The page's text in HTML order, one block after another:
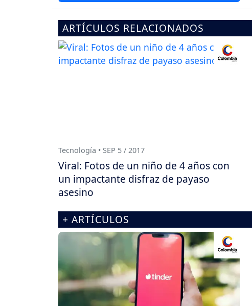
ARTÍCULOS RELACIONADOS
Tecnología • SEP 5 / 2017
Viral: Fotos de un niño de 4 años con
un impactante disfraz de payaso
asesino
+ ARTÍCULOS